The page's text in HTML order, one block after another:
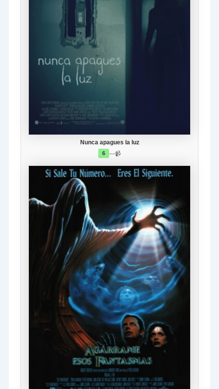
Nunca apagues la luz
6 —📹